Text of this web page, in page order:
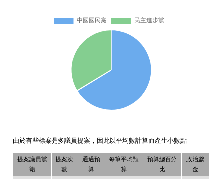
由於有些標案是多議員提案，因此以平均數計算而產生小數點
提案議員黨
籍
提案次
數
通過預
算
每筆平均預
算
預算總百分
比
政治獻
金